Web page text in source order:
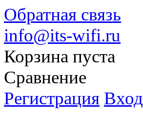
Обратная связь
info@its-wifi.ru
Корзина пуста
Сравнение
Регистрация Вход